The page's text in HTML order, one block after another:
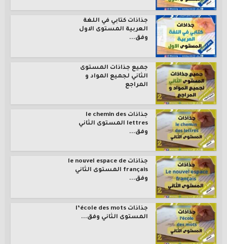
جذاذات كتابي في اللغة
العربية المستوى الاول
وفق...
جميع جذاذات المستوى
الثاني لجميع المواد و
المراجع
جذاذات le chemin des
lettres المستوى الثاني
وفق...
جذاذات le nouvel espace de
français المستوى الثاني
وفق...
جذاذات l’école des mots
المستوى الثاني وفق...